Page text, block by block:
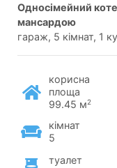
односімейний котедж одноповерховий з житловою
мансардою
гараж, 5 кімнат, 1
корисна
площа
99.45 м2
кімнат
5
туалет